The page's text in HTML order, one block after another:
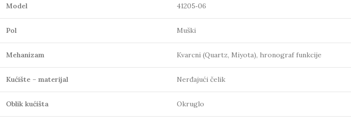
Model 41205‑06
Pol Muški
Mehanizam Kvarcni (Quartz, Miyota), hronograf funkcije
Kućište – materijal Nerđajući čelik
Oblik kućišta Okruglo